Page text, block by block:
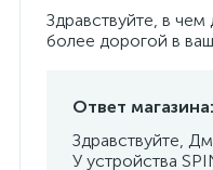
Здравствуйте, в
более дорогой в
Ответ магазина:
Здравствуйте,
У устройства